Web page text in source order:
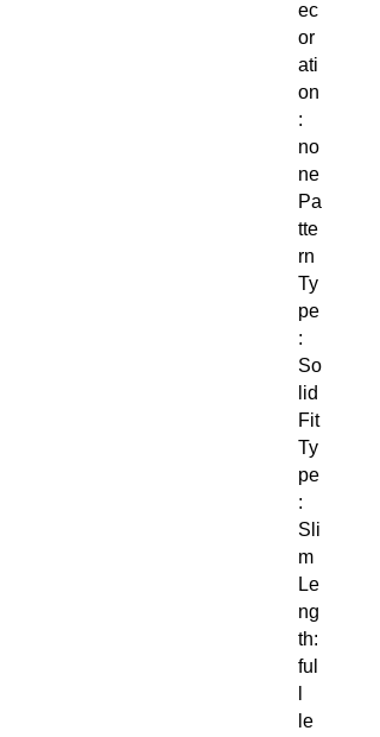
ec
or
ati
on
:
no
ne
Pa
tte
rn
Ty
pe
:
So
lid
Fit
Ty
pe
:
Sli
m
Le
ng
th:
ful
le